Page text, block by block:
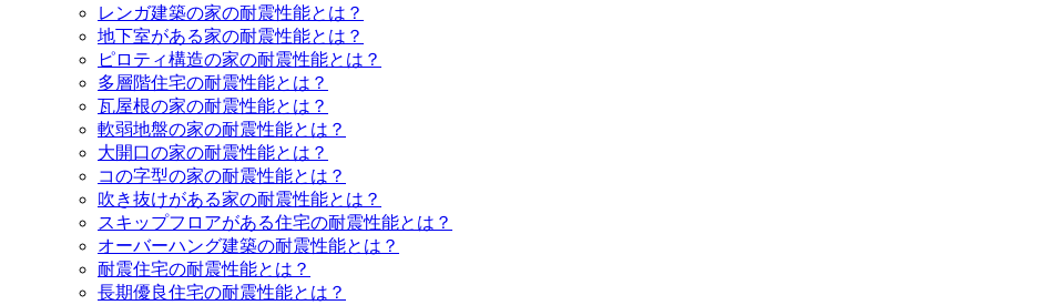
レンガ建築の家の耐震性能とは？
地下室がある家の耐震性能とは？
ピロティ構造の家の耐震性能とは？
多層階住宅の耐震性能とは？
瓦屋根の家の耐震性能とは？
軟弱地盤の家の耐震性能とは？
大開口の家の耐震性能とは？
コの字型の家の耐震性能とは？
吹き抜けがある家の耐震性能とは？
スキップフロアがある住宅の耐震性能とは？
オーバーハング建築の耐震性能とは？
耐震住宅の耐震性能とは？
長期優良住宅の耐震性能とは？